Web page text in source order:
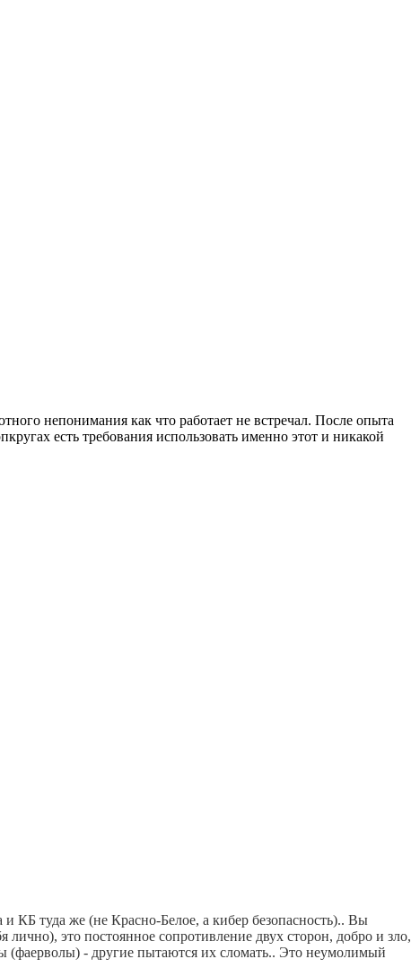
непонимания как что работает не встречал. После опыта
есть требования использовать именно этот и никакой
КБ туда же (не Красно-Белое, а кибер безопасность).. Вы
лично), это постоянное сопротивление двух сторон, добро и зло,
(фаерволы) - другие пытаются их сломать.. Это неумолимый